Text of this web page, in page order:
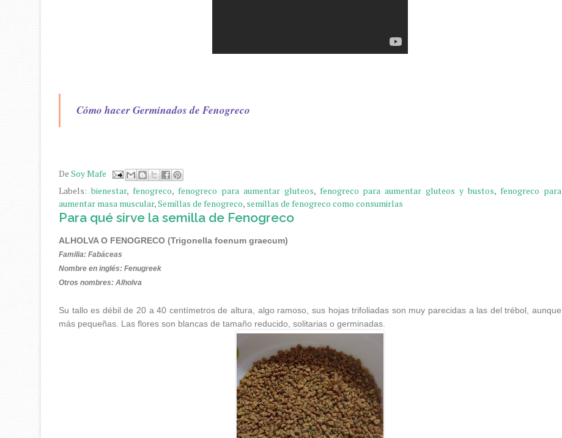
Cómo hacer Germinados de Fenogreco
De Soy Mafe
Labels:bienestar, fenogreco, fenogreco para aumentar gluteos, fenogreco para aumentar gluteos y bustos,fenogreco para
aumentar masa muscular,Semillas de fenogreco, semillas de fenogreco como consumirlas
Para qué sirve la semilla de Fenogreco
ALHOLVA O FENOGRECO (Trigonella foenum graecum)
Familia: Fabáceas
Nombre en inglés: Fenugreek
Otros nombres: Alholva
Su tallo es débil de 20 a 40 centímetrosde altura, algo ramoso, sus hojas trifoliadas son muy parecidas a las del trébol, aunque
más pequeñas. Las flores son blancas de tamaño reducido, solitarias o germinadas.